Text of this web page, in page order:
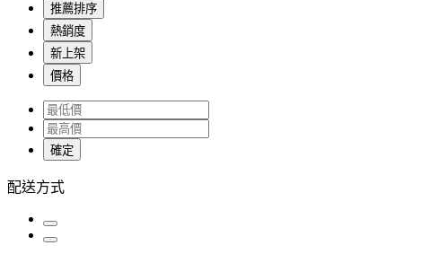
推薦排序
熱銷度
新上架
價格
確定
配送方式